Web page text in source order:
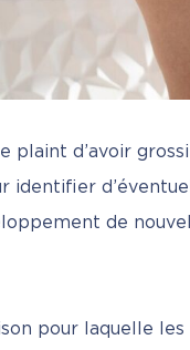
plaint d’avoir
identifier
de
pour laquelle